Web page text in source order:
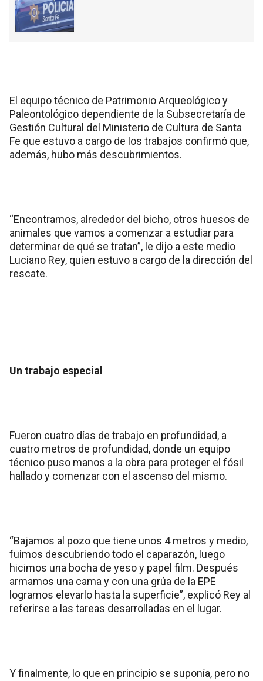
El equipo técnico de Patrimonio Arqueológico y
Paleontológico dependiente de la Subsecretaría de
Gestión Cultural del Ministerio de Cultura de Santa
Fe que estuvo a cargo de los trabajos confirmó que,
además, hubo más descubrimientos.
“Encontramos, alrededor del bicho, otros huesos de
animales que vamos a comenzar a estudiar para
determinar de qué se tratan”, le dijo a este medio
Luciano Rey, quien estuvo a cargo de la dirección del
rescate.
Un trabajo especial
Fueron cuatro días de trabajo en profundidad, a
cuatro metros de profundidad, donde un equipo
técnico puso manos a la obra para proteger el fósil
hallado y comenzar con el ascenso del mismo.
“Bajamos al pozo que tiene unos 4 metros y medio,
fuimos descubriendo todo el caparazón, luego
hicimos una bocha de yeso y papel film. Después
armamos una cama y con una grúa de la EPE
logramos elevarlo hasta la superficie”, explicó Rey al
referirse a las tareas desarrolladas en el lugar.
Y finalmente, lo que en principio se suponía, pero no